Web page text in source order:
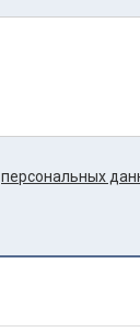
персональных